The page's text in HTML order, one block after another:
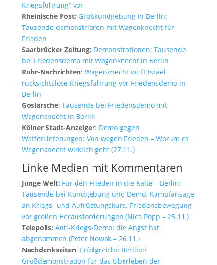
Kriegsführung“ vor
Rheinische Post: Großkundgebung in Berlin:
Tausende demonstrieren mit Wagenknecht für
Frieden
Saarbrücker Zeitung: Demonstrationen: Tausende
bei Friedensdemo mit Wagenknecht in Berlin
Ruhr-Nachrichten: Wagenknecht wirft Israel
rücksichtslose Kriegsführung vor Friedensdemo in
Berlin
Goslarsche: Tausende bei Friedensdemo mit
Wagenknecht in Berlin
Kölner Stadt-Anzeiger: Demo gegen
Waffenlieferungen: Von wegen Frieden – Worum es
Wagenknecht wirklich geht (27.11.)
Linke Medien mit Kommentaren
Junge Welt: Für den Frieden in die Kälte – Berlin:
Tausende bei Kundgebung und Demo. Kampfansage
an Kriegs- und Aufrüstungskurs. Friedensbewegung
vor großen Herausforderungen (Nico Popp – 25.11.)
Telepolis: Anti-Kriegs-Demo: die Angst hat
abgenommen (Peter Nowak – 26.11.)
Nachdenkseiten: Erfolgreiche Berliner
Großdemonstration für das Überleben der